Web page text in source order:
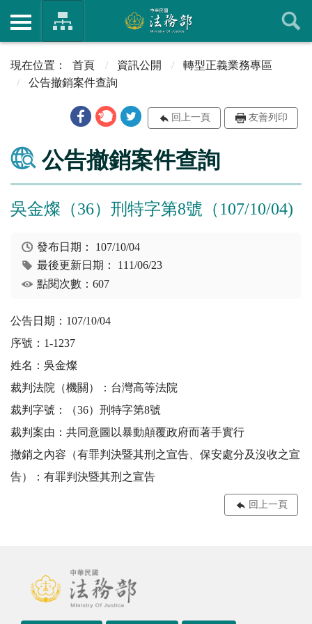
首頁 資訊公開
轉型正義業務專區
公告撤銷案件查詢
回上一頁 友善列印
公告撤銷案件查詢
吳金燦（36）刑特字第8號（107/10/04)
發布日期： 107/10/04
最後更新日期： 111/06/23
點閱次數：607
公告日期：107/10/04
序號：1-1237
姓名：吳金燦
裁判法院（機關）：台灣高等法院
裁判字號：（36）刑特字第8號
裁判案由：共同意圖以暴動顛覆政府而著手實行
撤銷之內容（有罪判決暨其刑之宣告、保安處分及沒收之宣
告）：有罪判決暨其刑之宣告
回上一頁